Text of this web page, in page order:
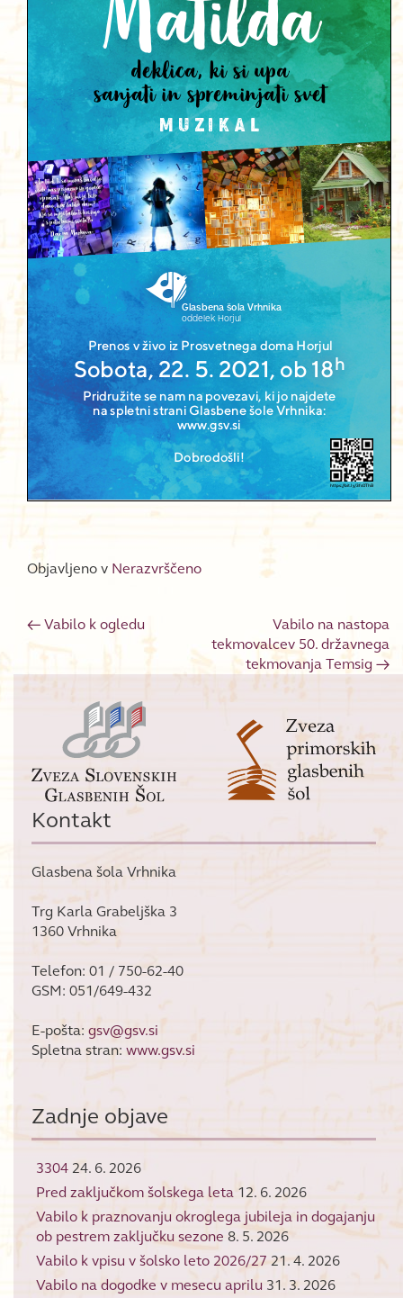
Objavljeno v Nerazvrščeno
Post navigation
← Vabilo k ogledu
Vabilo na nastopa
tekmovalcev 50. državnega
tekmovanja Temsig →
Kontakt
Glasbena šola Vrhnika
Trg Karla Grabeljška 3
1360 Vrhnika
Telefon: 01 / 750-62-40
GSM: 051/649-432
E-pošta: gsv@gsv.si
Spletna stran: www.gsv.si
Zadnje objave
3304 24. 6. 2026
Pred zaključkom šolskega leta 12. 6. 2026
Vabilo k praznovanju okroglega jubileja in dogajanju
ob pestrem zaključku sezone 8. 5. 2026
Vabilo k vpisu v šolsko leto 2026/27 21. 4. 2026
Vabilo na dogodke v mesecu aprilu 31. 3. 2026